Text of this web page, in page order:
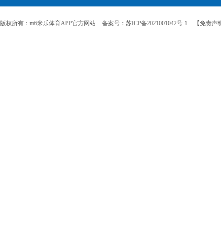
版权所有：m6米乐体育APP官方网站 备案号：苏ICP备2021001042号-1 【免责声